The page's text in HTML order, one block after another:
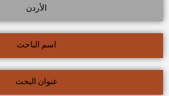
الأردن
اسم الباحث
عنوان البحث